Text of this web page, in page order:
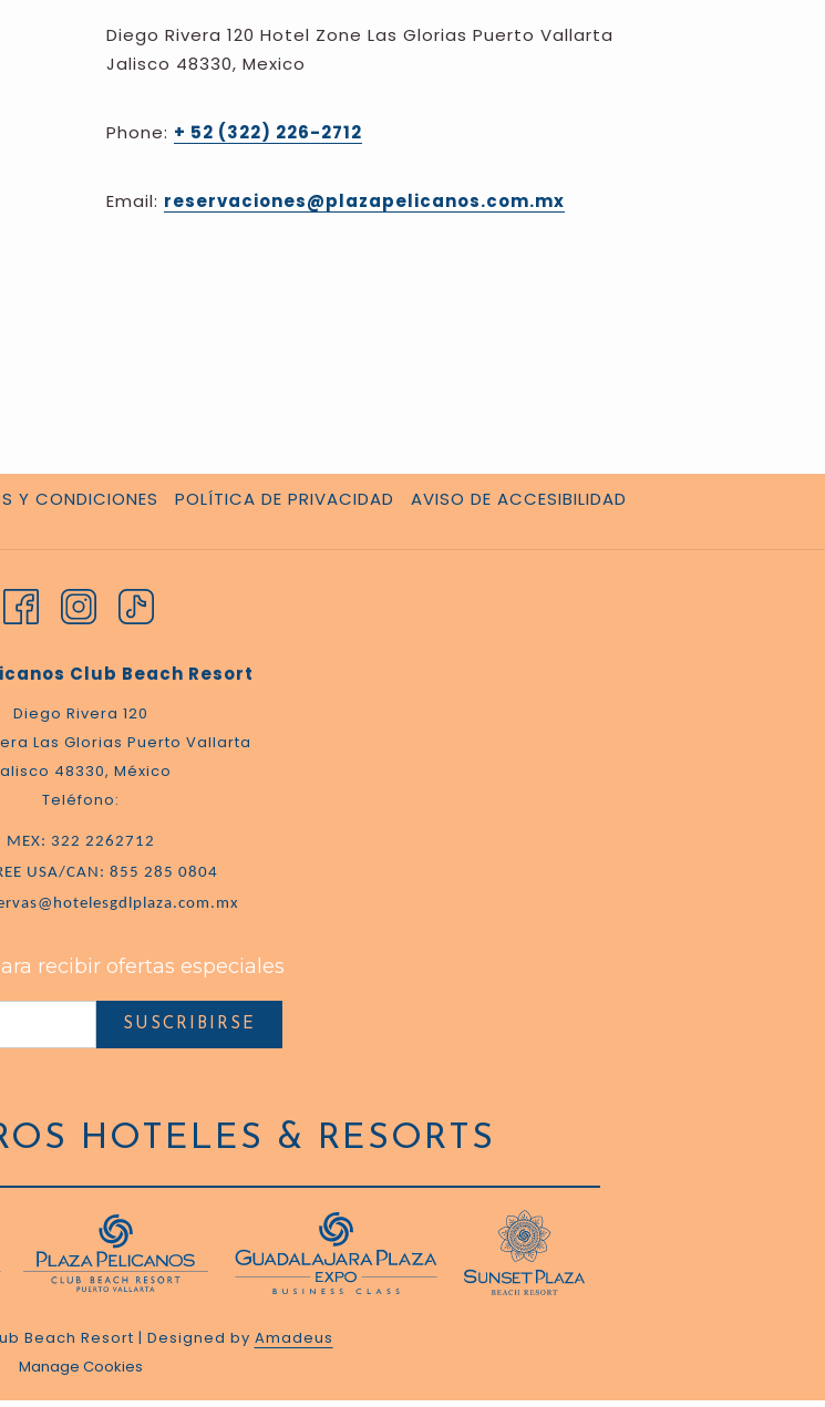
Diego Rivera 120 Hotel Zone Las Glorias Puerto Vallarta
Jalisco 48330, Mexico
Phone: + 52 (322) 226-2712
Email: reservaciones@plazapelicanos.com.mx
Y CONDICIONES POLÍTICA DE PRIVACIDAD
AVISO DE ACCESIBILIDAD
Club Beach Resort
Diego Rivera 120
Las Glorias Puerto Vallarta
48330, México
Teléfono:
MEX: 322 2262712
USA/CAN: 855 285 0804
recibir ofertas especiales
SUSCRIBIRSE
HOTELES & RESORTS
Beach Resort | Designed by Amadeus
Manage Cookies